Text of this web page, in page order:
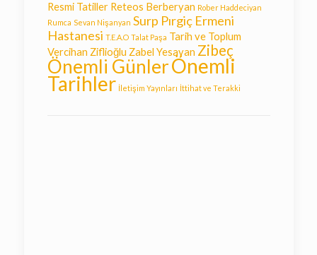
Resmi Tatiller Reteos Berberyan Rober Haddeciyan
Rumca Sevan Nişanyan Surp Pırgiç Ermeni
Hastanesi T.E.A.O Talat Paşa Tarih ve Toplum
Vercihan Ziflioğlu Zabel Yesayan Zibeç
Önemli GünlerÖnemli
Tarihler İletişim Yayınları İttihat ve Terakki